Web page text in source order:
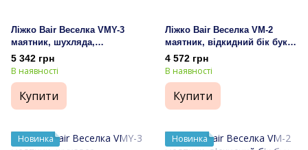
Ліжко Bair Веселка VMY-3
маятник, шухляда,
відкидний бік бук слонова
кістка
5 342 грн
В наявності
Купити
Ліжко Bair Веселка VM-2
маятник, відкидний бік бук
венге
4 572 грн
В наявності
Купити
Новинка Новинка